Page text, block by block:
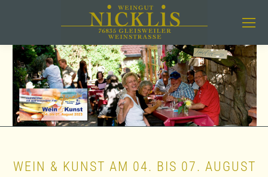
WEIN & KUNST AM 04. BIS 07. AUGUST